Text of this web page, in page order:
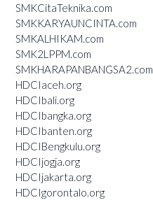
SMKCitaTeknika.com
SMKKARYAUNCINTA.com
SMKALHIKAM.com
SMK2LPPM.com
SMKHARAPANBANGSA2.com
HDCIaceh.org
HDCIbali.org
HDCIbangka.org
HDCIbanten.org
HDCIBengkulu.org
HDCIjogja.org
HDCIjakarta.org
HDCIgorontalo.org